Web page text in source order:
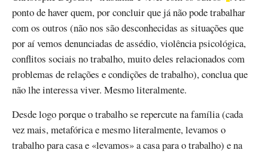
ponto de haver quem, por concluir que já não pode trabalhar
com os outros (não nos são desconhecidas as situações que
por aí vemos denunciadas de assédio, violência psicológica,
conflitos sociais no trabalho, muito deles relacionados com
problemas de relações e condições de trabalho), conclua que
não lhe interessa viver. Mesmo literalmente.
Desde logo porque o trabalho se repercute na família (cada
vez mais, metafórica e mesmo literalmente, levamos o
trabalho para casa e «levamos» a casa para o trabalho) e na